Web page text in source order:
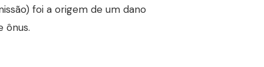
foi a origem de um dano
ônus.